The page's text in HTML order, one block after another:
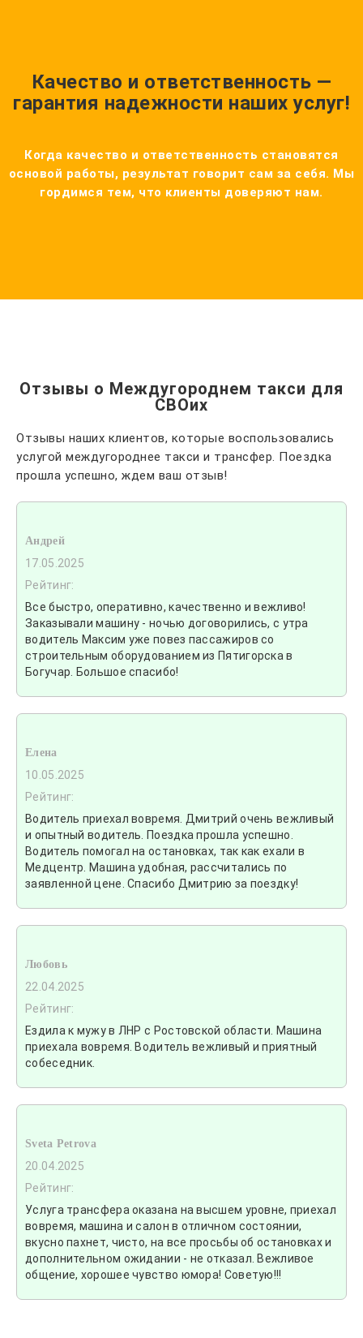
Качество и ответственность —
гарантия надежности наших услуг!
Когда качество и ответственность становятся
основой работы, результат говорит сам за себя. Мы
гордимся тем, что клиенты доверяют нам.
Отзывы о Междугороднем такси для
СВОих
Отзывы наших клиентов, которые воспользовались
услугой междугороднее такси и трансфер. Поездка
прошла успешно, ждем ваш отзыв!
Андрей
17.05.2025
Рейтинг:
Все быстро, оперативно, качественно и вежливо!
Заказывали машину - ночью договорились, с утра
водитель Максим уже повез пассажиров со
строительным оборудованием из Пятигорска в
Богучар. Большое спасибо!
Елена
10.05.2025
Рейтинг:
Водитель приехал вовремя. Дмитрий очень вежливый
и опытный водитель. Поездка прошла успешно.
Водитель помогал на остановках, так как ехали в
Медцентр. Машина удобная, рассчитались по
заявленной цене. Спасибо Дмитрию за поездку!
Любовь
22.04.2025
Рейтинг:
Ездила к мужу в ЛНР с Ростовской области. Машина
приехала вовремя. Водитель вежливый и приятный
собеседник.
Sveta Petrova
20.04.2025
Рейтинг:
Услуга трансфера оказана на высшем уровне, приехал
вовремя, машина и салон в отличном состоянии,
вкусно пахнет, чисто, на все просьбы об остановках и
дополнительном ожидании - не отказал. Вежливое
общение, хорошее чувство юмора! Советую!!!